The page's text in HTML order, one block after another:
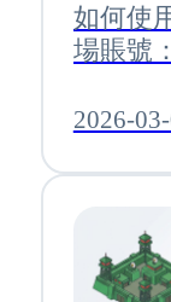
如何使
場賬號
2026-